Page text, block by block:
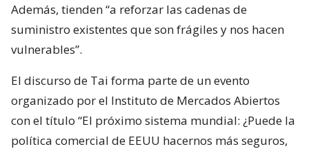
Además, tienden “a reforzar las cadenas de
suministro existentes que son frágiles y nos hacen
vulnerables”.
El discurso de Tai forma parte de un evento
organizado por el Instituto de Mercados Abiertos
con el título “El próximo sistema mundial: ¿Puede la
política comercial de EEUU hacernos más seguros,